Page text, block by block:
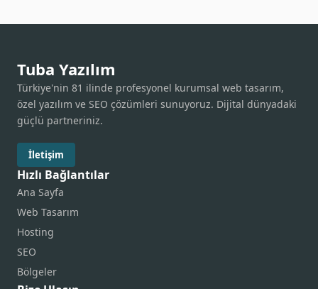
Tuba Yazılım
Türkiye'nin 81 ilinde profesyonel kurumsal web tasarım,
özel yazılım ve SEO çözümleri sunuyoruz. Dijital dünyadaki
güçlü partneriniz.
İletişim
Hızlı Bağlantılar
Ana Sayfa
Web Tasarım
Hosting
SEO
Bölgeler